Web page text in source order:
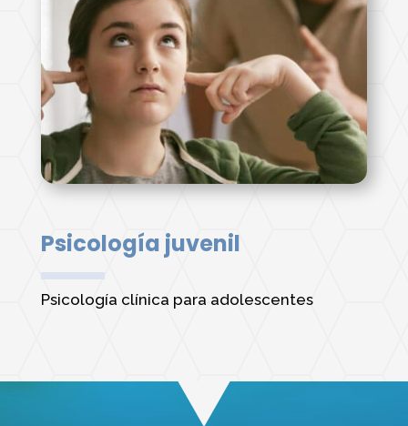
Psicología juvenil
Psicología clínica para adolescentes